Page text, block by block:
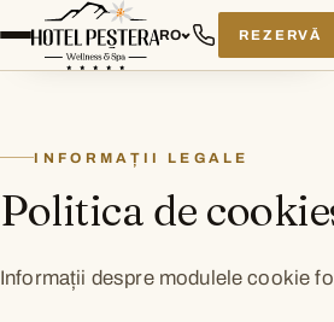
RO REZERVĂ
INFORMAȚII LEGALE
Politica de
Informații despre modulele cookie